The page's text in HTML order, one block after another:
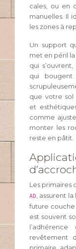
cales, ou en
manuelles. Il
les zones à
Un support
met en péril
qui
qui bougent
que votre sol
et
comme
monter les
reste en pâtit.
Les primaires
AD , assurent
future
est souvent
revêtement
primaire